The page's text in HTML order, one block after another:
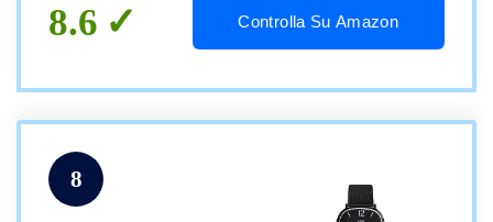
8.6 Controlla Su Amazon
8